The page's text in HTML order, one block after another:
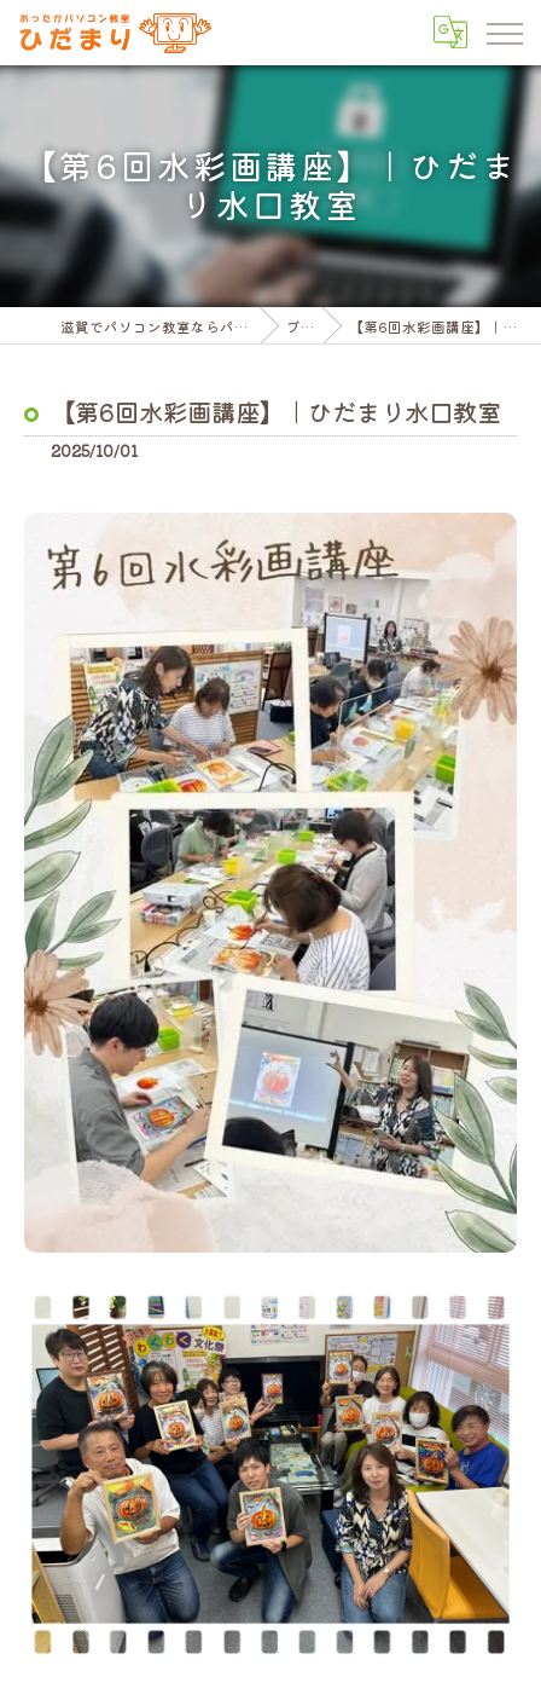
【第6回水彩画講座】｜ひだま
り水口教室
滋賀でパソコン教室ならパソコン教室ひだまり ブログ 【第6回水彩画講座】｜ひだまり水口教室
【第6回水彩画講座】｜ひだまり水口教室
2025/10/01